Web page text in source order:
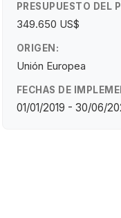
PRESUPUESTO DEL
349.650 US$
ORIGEN:
Unión Europea
FECHAS DE
01/01/2019 - 30/06/